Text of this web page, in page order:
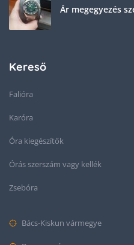
Ár megegyezés
Kereső
Falióra
Karóra
Óra kiegészítők
Órás szerszám vagy kellék
Zsebóra
Bács-Kiskun vármegye